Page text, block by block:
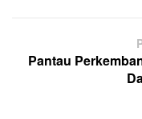
Pantau